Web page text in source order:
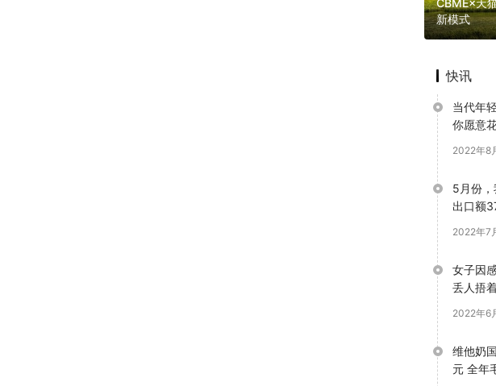
新模式
快讯
当代年
你愿意
2022年8
5月份
出口额
2022年7
女子因
丢人捂
2022年6
维他奶
元 全年